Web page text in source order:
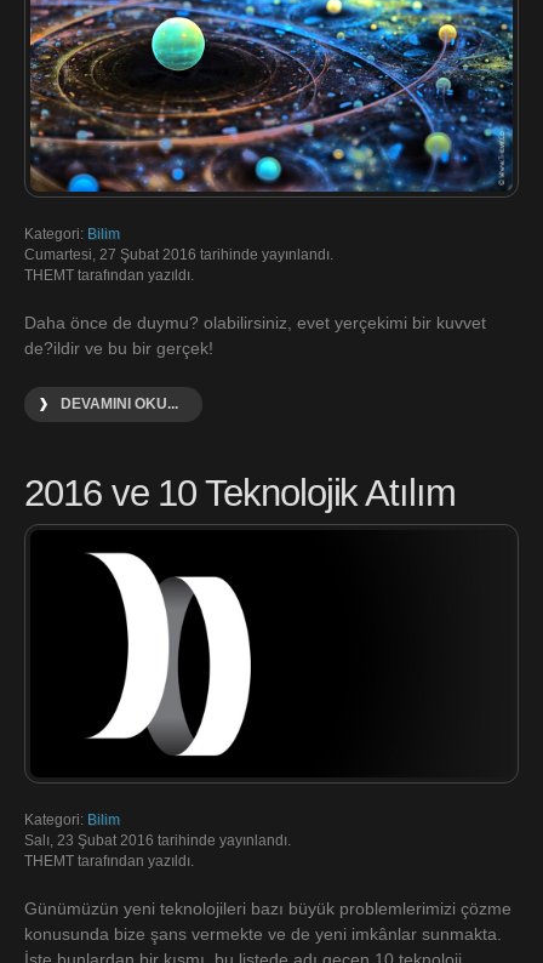
Kategori: Bilim
Cumartesi, 27 Şubat 2016 tarihinde yayınlandı.
THEMT tarafından yazıldı.
Daha önce de duymu? olabilirsiniz, evet yerçekimi bir kuvvet
de?ildir ve bu bir gerçek!
DEVAMINI OKU...
2016 ve 10 Teknolojik Atılım
Kategori: Bilim
Salı, 23 Şubat 2016 tarihinde yayınlandı.
THEMT tarafından yazıldı.
Günümüzün yeni teknolojileri bazı büyük problemlerimizi çözme
konusunda bize şans vermekte ve de yeni imkânlar sunmakta.